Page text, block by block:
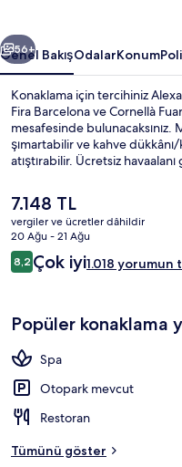
Sonraki
56+
Genel BakışOdalarKonum
Konaklama için tercihiniz
Fira Barcelona ve Cornellà
mesafesinde
şımartabilir ve kahve
atıştırabilir. Ücretsiz
hazır personel ve konaklama
Şu
anki
fiyat
7.148 TL
7.148 TL
vergiler ve ücretler dâhildir
20 Ağu - 21 Ağu
Yorumlar
8,28,2/10
Çok iyi1.018
Popüler konaklama
Spa
Otopark mevcut
Restoran
Tümünü göster